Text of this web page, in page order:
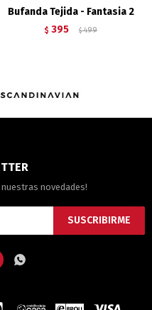
Bufanda Tejida - Fantasia 2
$ 395 $ 499
novedades!
SUSCRIBIRME
